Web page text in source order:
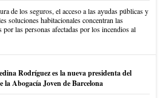
de los seguros, el acceso a las ayudas públicas y
soluciones habitacionales concentran las
por las personas afectadas por los incendios al
Rodríguez es la nueva presidenta del
la Abogacía Joven de Barcelona